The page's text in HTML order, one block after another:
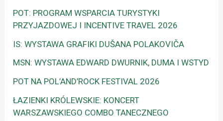
POT: PROGRAM WSPARCIA TURYSTYKI
PRZYJAZDOWEJ I INCENTIVE TRAVEL 2026
IS: WYSTAWA GRAFIKI DUŠANA POLAKOVIČA
MSN: WYSTAWA EDWARD DWURNIK, DUMA I WSTYD
POT NA POL’AND’ROCK FESTIVAL 2026
ŁAZIENKI KRÓLEWSKIE: KONCERT
WARSZAWSKIEGO COMBO TANECZNEGO